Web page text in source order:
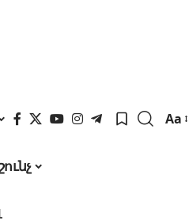
Aa